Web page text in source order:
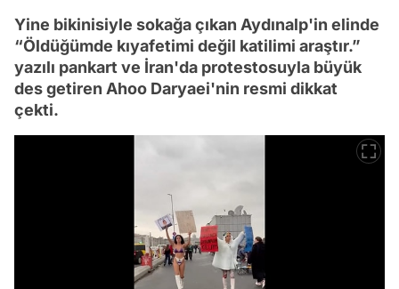
Yine bikinisiyle sokağa çıkan Aydınalp'in elinde
“Öldüğümde kıyafetimi değil katilimi araştır.”
yazılı pankart ve İran'da protestosuyla büyük
des getiren Ahoo Daryaei'nin resmi dikkat
çekti.